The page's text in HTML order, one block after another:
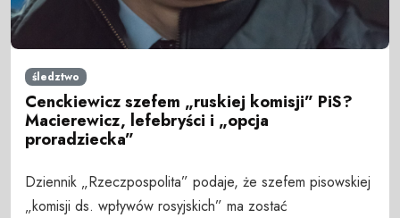
śledztwo
Cenckiewicz szefem „ruskiej komisji” PiS?
Macierewicz, lefebryści i „opcja
proradziecka”
Dziennik „Rzeczpospolita” podaje, że szefem pisowskiej
„komisji ds. wpływów rosyjskich” ma zostać